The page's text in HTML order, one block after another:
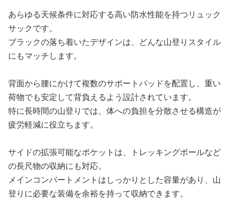
あらゆる天候条件に対応する高い防水性能を持つリュック
サックです。
ブラックの落ち着いたデザインは、どんな山登りスタイル
にもマッチします。
背面から腰にかけて複数のサポートパッドを配置し、重い
荷物でも安定して背負えるよう設計されています。
特に長時間の山登りでは、体への負担を分散させる構造が
疲労軽減に役立ちます。
サイドの拡張可能なポケットは、トレッキングポールなど
の長尺物の収納にも対応。
メインコンパートメントはしっかりとした容量があり、山
登りに必要な装備を余裕を持って収納できます。